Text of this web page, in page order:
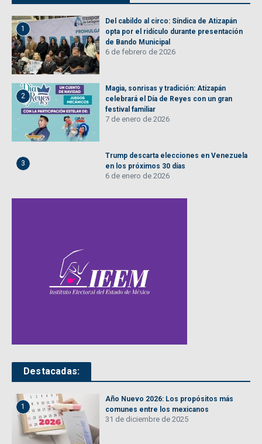
1
Del cabildo al circo: Síndica de Atizapán
opta por el ridículo durante presentación
de Bando Municipal
6 de febrero de 2026
2
Magia, sonrisas y tradición: Atizapán
celebrará el Día de Reyes con un gran
festival familiar
7 de enero de 2026
3
Trump descarta elecciones en Venezuela
en los próximos 30 días
6 de enero de 2026
Destacadas:
1
Año Nuevo 2026: Los propósitos más
comunes entre los mexicanos
31 de diciembre de 2025